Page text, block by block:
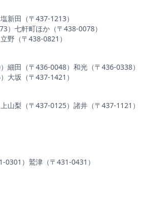
塩新田（〒437-1213）
） 七軒町ほか（〒438-0078）
立野（〒438-0821）
細田（〒436-0048） 和光（〒436-0338）
大坂（〒437-1421）
上山梨（〒437-0125） 諸井（〒437-1121）
0301） 鷲津（〒431-0431）